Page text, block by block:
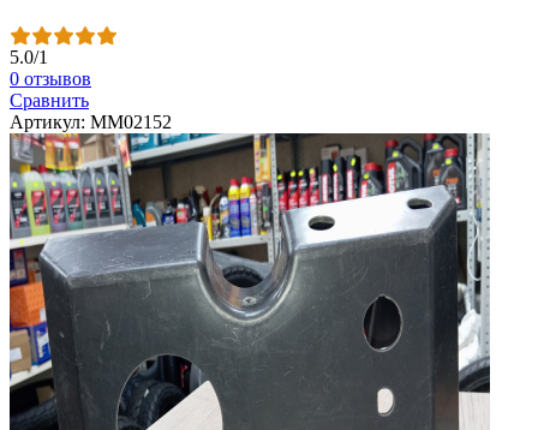
5.0/1
0 отзывов
Сравнить
Артикул: ММ02152